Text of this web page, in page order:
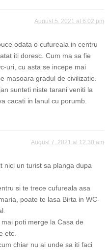
August 5, 2021 at 6:02 pm
odata o cufureala in centru
iti doresc. Cum ma sa fie
uri, cu asta se incepe mai
masoara gradul de civilizatie.
sunteti niste tarani veniti la
cacati in lanul cu porumb.
August 7, 2021 at 12:30 am
nici un turist sa planga dupa
si te trece cufureala asa
poate te lasa Birta in WC-
poti merge la Casa de
etc.
chiar nu ai unde sa iti faci